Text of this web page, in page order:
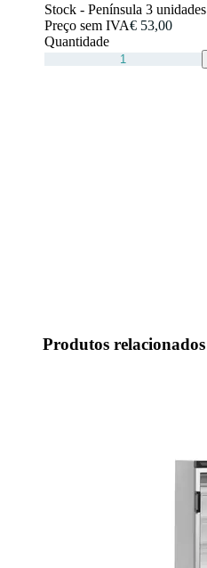
Stock - Península 3 unidades
Preço sem IVA€ 53,00
Quantidade
Produtos relacionados